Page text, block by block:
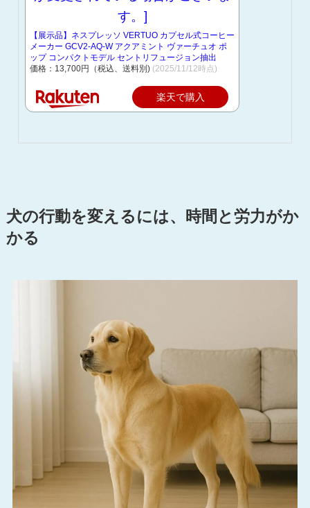
【展示品】ネスプレッソ VERTUO カプセル式コーヒー
メーカー GCV2-AQ-W アクアミント ヴァーチュオ ポ
ップ コンパクトモデル セントリフュージョン抽出
価格：13,700円（税込、送料別) (2025/11/12時点)
楽天で購入
犬の行動を変えるには、時間と労力がか
かる